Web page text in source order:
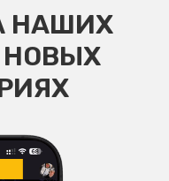
НАШИХ
НОВЫХ